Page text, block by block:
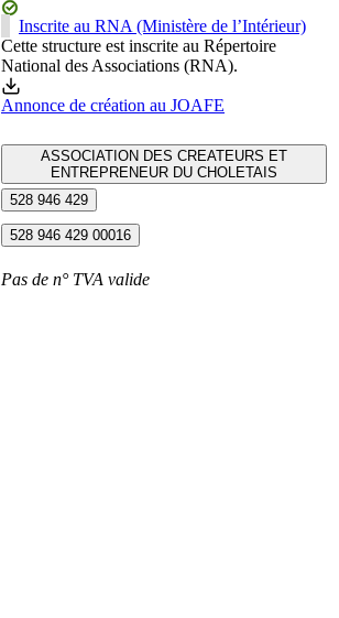
Inscrite au RNA (Ministère de l’Intérieur)
Cette structure est inscrite au Répertoire
National des Associations (RNA).
Annonce de création au JOAFE
ASSOCIATION DES CREATEURS ET
ENTREPRENEUR DU CHOLETAIS
528 946 429
528 946 429 00016
Pas de n° TVA valide